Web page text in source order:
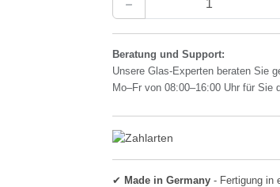
Beratung und Support:
Unsere Glas-Experten beraten Sie
Mo–Fr von 08:00–16:00 Uhr für Sie
✔ Made in Germany - Fertigung in